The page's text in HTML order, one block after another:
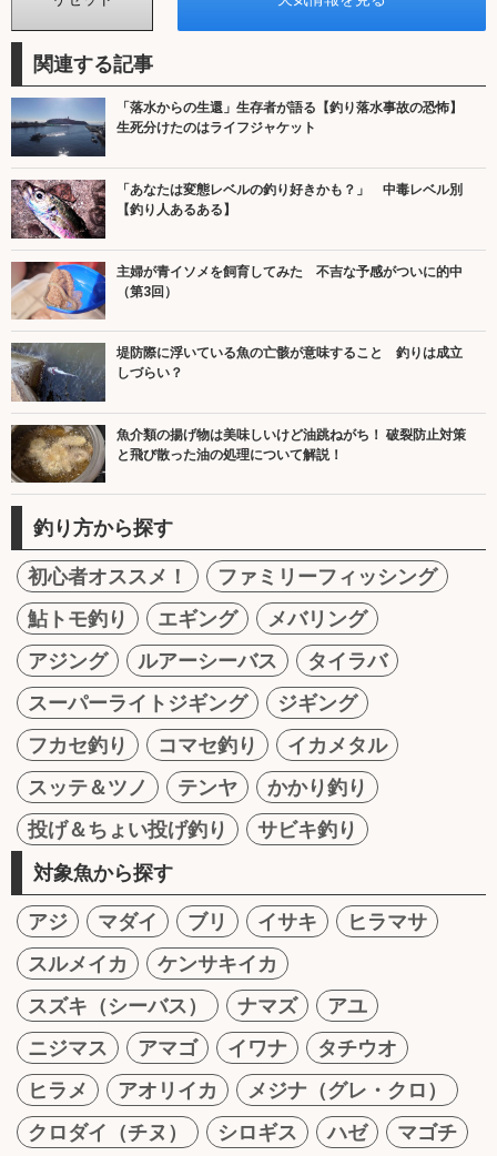
関連する記事
「落水からの生還」生存者が語る【釣り落水事故の恐怖】
生死分けたのはライフジャケット
「あなたは変態レベルの釣り好きかも？」 中毒レベル別
【釣り人あるある】
主婦が青イソメを飼育してみた 不吉な予感がついに的中
（第3回）
堤防際に浮いている魚の亡骸が意味すること 釣りは成立
しづらい？
魚介類の揚げ物は美味しいけど油跳ねがち！ 破裂防止対策
と飛び散った油の処理について解説！
釣り方から探す
初心者オススメ！
ファミリーフィッシング
鮎トモ釣り
エギング
メバリング
アジング
ルアーシーバス
タイラバ
スーパーライトジギング
ジギング
フカセ釣り
コマセ釣り
イカメタル
スッテ＆ツノ
テンヤ
かかり釣り
投げ＆ちょい投げ釣り
サビキ釣り
対象魚から探す
アジ マダイ ブリ イサキ
ヒラマサ
スルメイカ
ケンサキイカ
スズキ（シーバス）
ナマズ
アユ
ニジマス
アマゴ イワナ
タチウオ
ヒラメ
アオリイカ
メジナ（グレ・クロ）
クロダイ（チヌ）
シロギス ハゼ
マゴチ